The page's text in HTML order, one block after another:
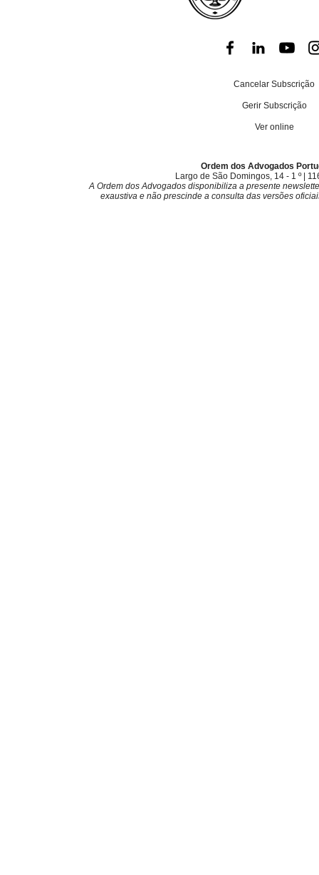
Cancelar Subscrição
Gerir Subscrição
Ver online
Ordem dos Advogados
Largo de São Domingos, 14 - 1 º |
A Ordem dos Advogados disponibiliza a presente
exaustiva e não prescinde a consulta das versões